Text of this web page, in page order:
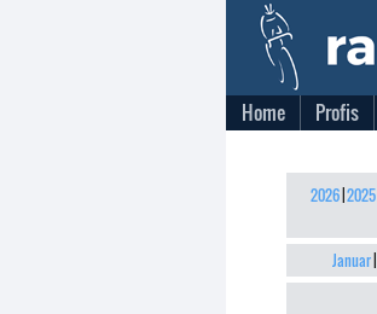
Home Profis
2026| 2025|
Januar